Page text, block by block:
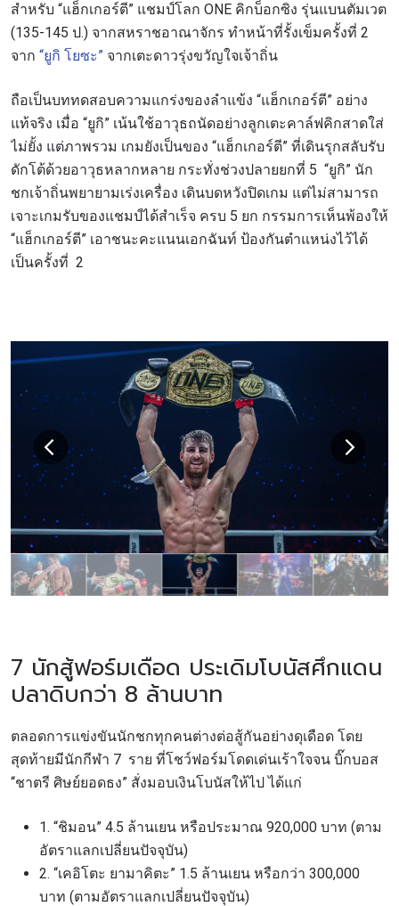
สำหรับ “แฮ็กเกอร์ตี” แชมป์โลก ONE คิกบ็อกซิง รุ่นแบนตัมเวต
(135-145 ป.) จากสหราชอาณาจักร ทำหน้าที่รั้งเข็มครั้งที่ 2
จาก “ยูกิ โยซะ” จากเตะดาวรุ่งขวัญใจเจ้าถิ่น
ถือเป็นบททดสอบความแกร่งของลำแข้ง “แฮ็กเกอร์ตี” อย่าง
แท้จริง เมื่อ “ยูกิ” เน้นใช้อาวุธถนัดอย่างลูกเตะคาล์ฟคิกสาดใส่
ไม่ยั้ง แต่ภาพรวม เกมยังเป็นของ “แฮ็กเกอร์ตี” ที่เดินรุกสลับรับ
ดักโต้ด้วยอาวุธหลากหลาย กระทั่งช่วงปลายยกที่ 5 “ยูกิ” นัก
ชกเจ้าถิ่นพยายามเร่งเครื่อง เดินบดหวังปิดเกม แต่ไม่สามารถ
เจาะเกมรับของแชมป์ได้สำเร็จ ครบ 5 ยก กรรมการเห็นพ้องให้
“แฮ็กเกอร์ตี” เอาชนะคะแนนเอกฉันท์ ป้องกันตำแหน่งไว้ได้
เป็นครั้งที่ 2
7 นักสู้ฟอร์มเดือด ประเดิมโบนัสศึกแดน
ปลาดิบกว่า 8 ล้านบาท
ตลอดการแข่งขันนักชกทุกคนต่างต่อสู้กันอย่างดุเดือด โดย
สุดท้ายมีนักกีฬา 7 ราย ที่โชว์ฟอร์มโดดเด่นเร้าใจจน บิ๊กบอส
“ชาตรี ศิษย์ยอดธง” สั่งมอบเงินโบนัสให้ไป ได้แก่
1. “ชิมอน” 4.5 ล้านเยน หรือประมาณ 920,000 บาท (ตาม
อัตราแลกเปลี่ยนปัจจุบัน)
2. “เคอิโตะ ยามาคิตะ” 1.5 ล้านเยน หรือกว่า 300,000
บาท (ตามอัตราแลกเปลี่ยนปัจจุบัน)